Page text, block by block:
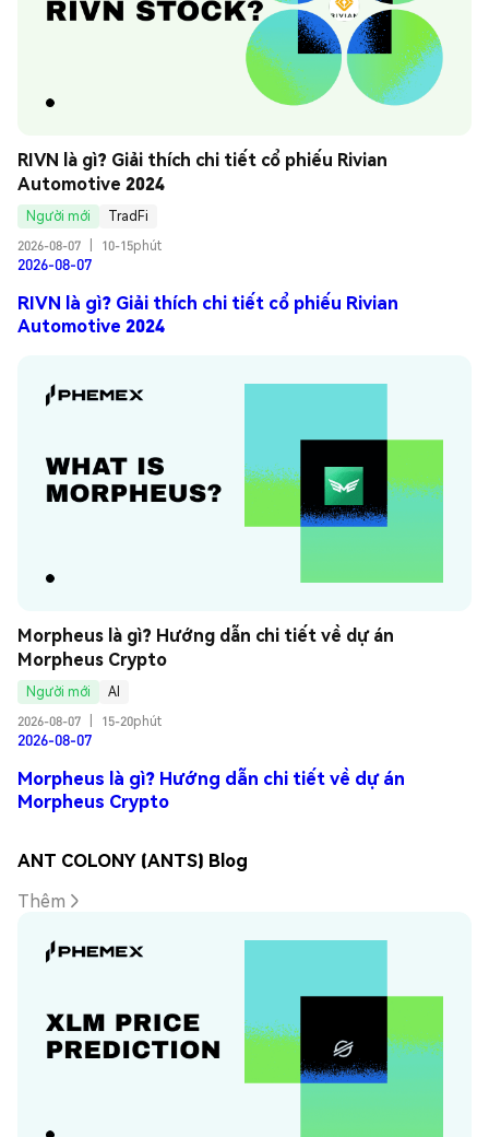
RIVN là gì? Giải thích chi tiết cổ phiếu Rivian
Automotive 2024
Người mới
TradFi
2026-08-07
10-15phút
2026-08-07
RIVN là gì? Giải thích chi tiết cổ phiếu Rivian
Automotive 2024
Morpheus là gì? Hướng dẫn chi tiết về dự án
Morpheus Crypto
Người mới
AI
2026-08-07
15-20phút
2026-08-07
Morpheus là gì? Hướng dẫn chi tiết về dự án
Morpheus Crypto
ANT COLONY (ANTS) Blog
Thêm